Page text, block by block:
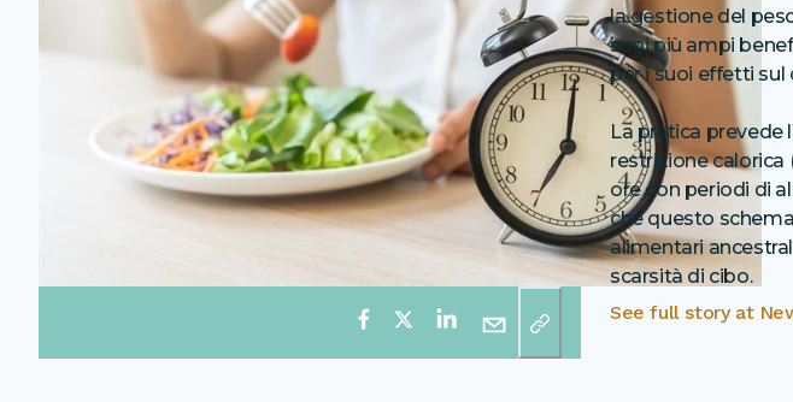
la gestione del
suoi più ampi
per i suoi effetti sul
La pratica prevede
restrizione calorica
ore con periodi di
che questo
alimentari
scarsità di cibo.
See full story at